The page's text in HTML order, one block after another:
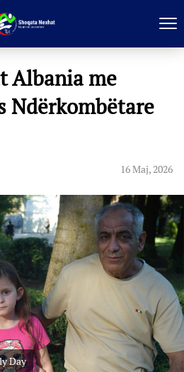
Albania me
Ndërkombëtare
16 Maj, 2026
Day